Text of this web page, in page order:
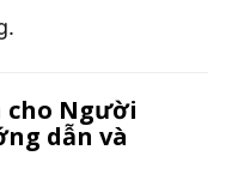
cho Người
dẫn và